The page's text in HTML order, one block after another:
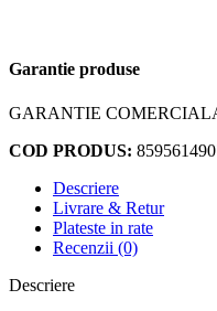
Garantie produse
GARANTIE
COD PRODUS:
Descriere
Livrare & Retur
Plateste in rate
Recenzii (0)
Descriere